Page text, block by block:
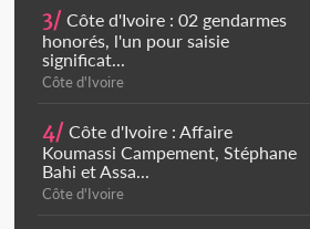
3/ Côte d'Ivoire : 02 gendarmes
honorés, l'un pour saisie
significat...
Côte d'Ivoire
4/ Côte d'Ivoire : Affaire
Koumassi Campement, Stéphane
Bahi et Assa...
Côte d'Ivoire